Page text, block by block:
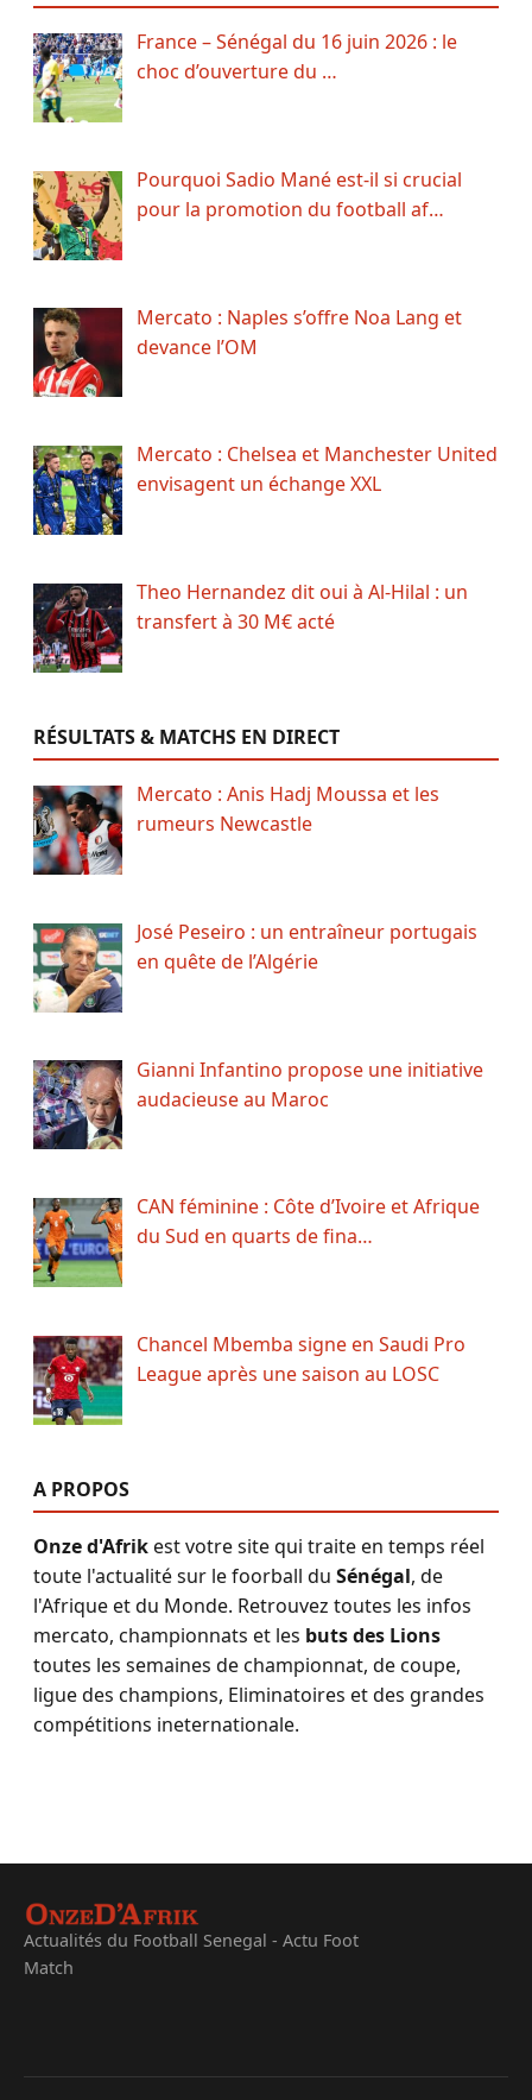
France – Sénégal du 16 juin 2026 : le
choc d’ouverture du …
Pourquoi Sadio Mané est-il si crucial
pour la promotion du football af…
Mercato : Naples s’offre Noa Lang et
devance l’OM
Mercato : Chelsea et Manchester United
envisagent un échange XXL
Theo Hernandez dit oui à Al-Hilal : un
transfert à 30 M€ acté
RÉSULTATS & MATCHS EN DIRECT
Mercato : Anis Hadj Moussa et les
rumeurs Newcastle
José Peseiro : un entraîneur portugais
en quête de l’Algérie
Gianni Infantino propose une initiative
audacieuse au Maroc
CAN féminine : Côte d’Ivoire et Afrique
du Sud en quarts de fina…
Chancel Mbemba signe en Saudi Pro
League après une saison au LOSC
A PROPOS
Onze d'Afrikest votre site qui traite en temps réel
toute l'actualité sur le foorball du Sénégal, de
l'Afrique et du Monde. Retrouvez toutes les infos
mercato, championnats et les buts des Lions
toutes les semaines de championnat, de coupe,
ligue des champions, Eliminatoires et des grandes
compétitions ineternationale.
Actualités du Football Senegal - Actu Foot
Match